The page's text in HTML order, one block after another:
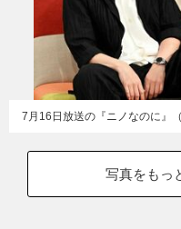
7月16日放送の『ニノなのに』
写真をもっ